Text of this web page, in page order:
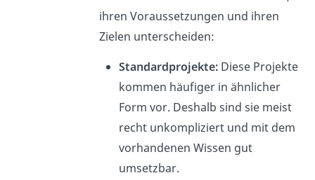
ihren Voraussetzungen und ihren
Zielen unterscheiden:
Standardprojekte: Diese Projekte
kommen häufiger in ähnlicher
Form vor. Deshalb sind sie meist
recht unkompliziert und mit dem
vorhandenen Wissen gut
umsetzbar.